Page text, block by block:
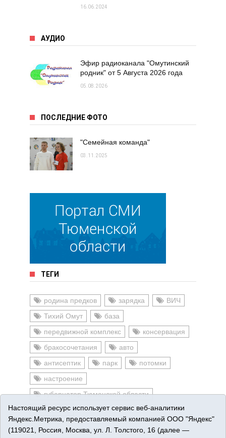
16.06.2024
АУДИО
Эфир радиоканала "Омутинский
родник" от 5 Августа 2026 года
05.08.2026
ПОСЛЕДНИЕ ФОТО
"Семейная команда"
03.11.2025
ТЕГИ
родина предков зарядка
ВИЧ
Тихий Омут
база
передвижной комплекс
консервация
бракосочетания
авто
антисептик
парк
потомки
настроение
губернатор Тюменской области
тренинг
Настоящий ресурс использует сервис веб-аналитики
Яндекс.Метрика, предоставляемый компанией ООО "Яндекс"
(119021, Россия, Москва, ул. Л. Толстого, 16 (далее —